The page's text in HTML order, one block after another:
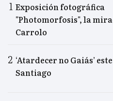
Exposición fotográfica
"Photomorfosis", la
Carrolo
‘Atardecer no Gaiás’
Santiago